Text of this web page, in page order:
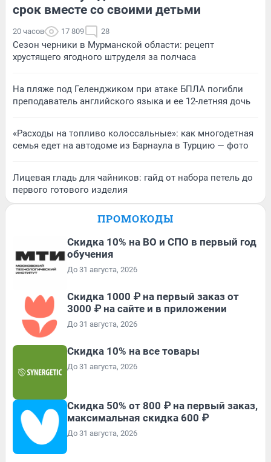
срок вместе со своими детьми
20 часов 17 809 28
Сезон черники в Мурманской области: рецепт
хрустящего ягодного штруделя за полчаса
На пляже под Геленджиком при атаке БПЛА погибли
преподаватель английского языка и ее 12-летняя дочь
«Расходы на топливо колоссальные»: как многодетная
семья едет на автодоме из Барнаула в Турцию — фото
Лицевая гладь для чайников: гайд от набора петель до
первого готового изделия
ПРОМОКОДЫ
Скидка 10% на ВО и СПО в первый год
обучения
До 31 августа, 2026
Скидка 1000 ₽ на первый заказ от
3000 ₽ на сайте и в приложении
До 31 августа, 2026
Скидка 10% на все товары
До 31 августа, 2026
Скидка 50% от 800 ₽ на первый заказ,
максимальная скидка 600 ₽
До 31 августа, 2026